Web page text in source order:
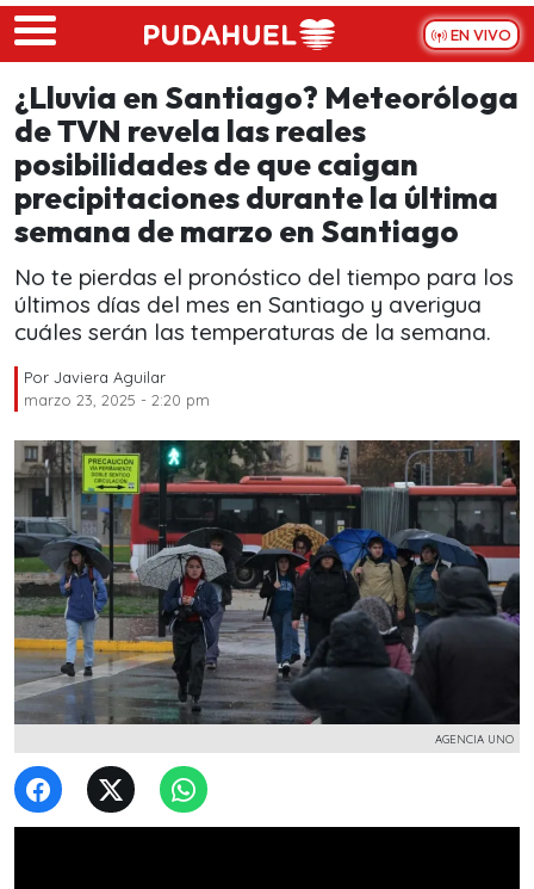
Skip to main content
EN VIVO
¿Lluvia en Santiago? Meteoróloga
de TVN revela las reales
posibilidades de que caigan
precipitaciones durante la última
semana de marzo en Santiago
No te pierdas el pronóstico del tiempo para los
últimos días del mes en Santiago y averigua
cuáles serán las temperaturas de la semana.
Por Javiera Aguilar
marzo 23, 2025 - 2:20 pm
AGENCIA UNO